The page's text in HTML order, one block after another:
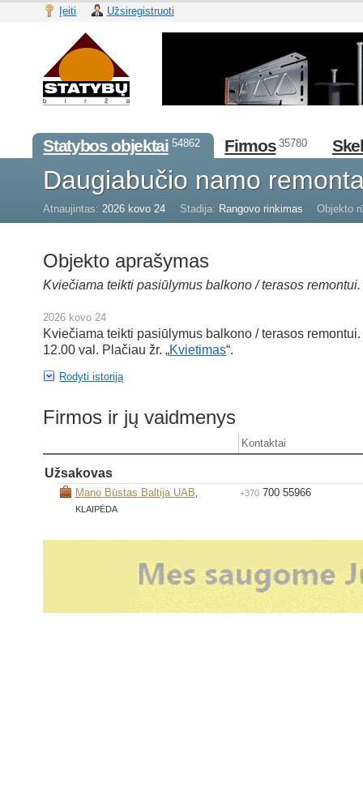
Įeiti Užsiregistruoti
Statybos objektai 54862 Firmos 35780
Daugiabučio namo
Atnaujintas: 2026 kovo 24 Stadija: Rangovo rinkimas Objekto
Objekto aprašymas
Kviečiama teikti pasiūlymus balkono / terasos
2026 kovo 24
Kviečiama teikti pasiūlymus balkono / terasos
12.00 val. Plačiau žr. „Kvietimas“.
Rodyti istoriją
Firmos ir jų vaidmenys
Kontaktai
Užsakovas
Mano Būstas Baltija UAB
KLAIPĖDA
+370700 55966